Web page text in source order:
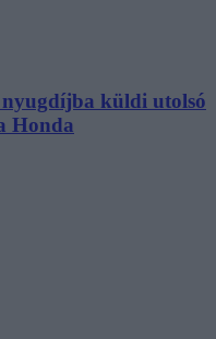
nyugdíjba küldi utolsó
Honda